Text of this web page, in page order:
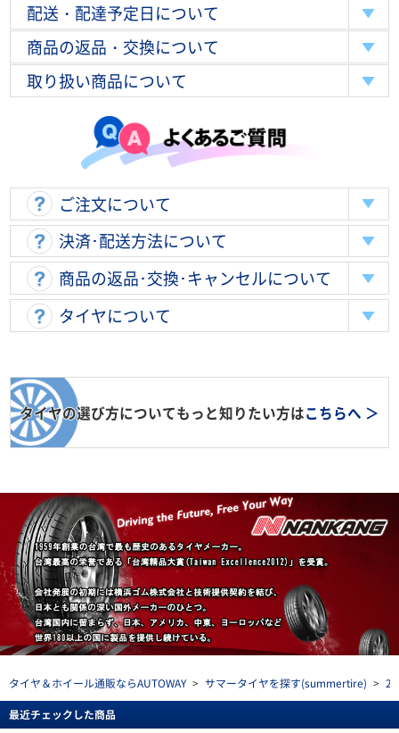
配送・配達予定日について
商品の返品・交換について
取り扱い商品について
ご注文について
決済･配送方法について
商品の返品･交換･キャンセルについて
タイヤについて
タイヤの選び方についてもっと知りたい方はこちらへ ＞
タイヤ＆ホイール通販ならAUTOWAY > サマータイヤを探す(summertire) >
最近チェックした商品